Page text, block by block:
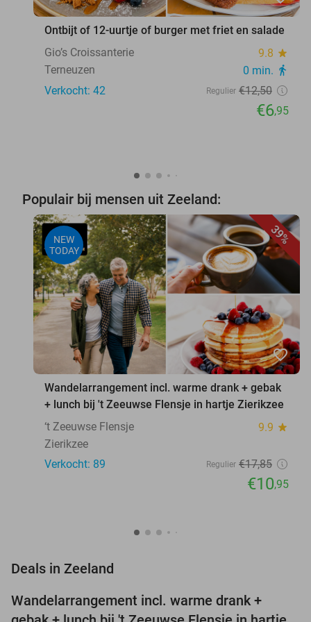
Ontbijt of 12-uurtje of burger met friet en salade
Gio’s Croissanterie
9.8 star
Terneuzen 0 min. directions_walk
Verkocht: 42 Regulier €12,50
€6,95
Populair bij mensen uit Zeeland:
39%
NEW
TODAY
favorite_border
Wandelarrangement incl. warme drank + gebak
+ lunch bij 't Zeeuwse Flensje in hartje Zierikzee
‘t Zeeuwse Flensje
9.9 star
Zierikzee
Verkocht: 89
Regulier €17,85
€10,95
Deals in Zeeland
Wandelarrangement incl. warme drank +